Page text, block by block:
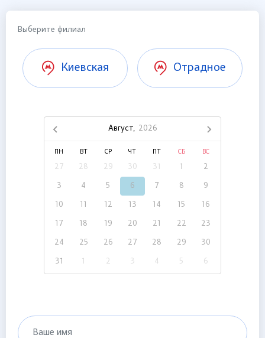
Выберите филиал
Киевская Отрадное
Август, 2026
ПН ВТ СР ЧТ СБ ВС
27 28 29 30 31 1 2
3 4 5 6 7 8 9
10 11 12 13 14 15 16
17 18 19 20 21 22 23
24 25 26 27 28 29 30
31 1 2 3 4 5 6
Ваше имя